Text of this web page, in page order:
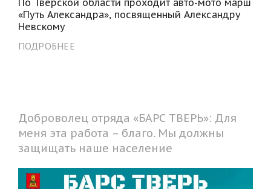
«Путь Александра», посвященный Александру
Невскому
ПОДРОБНЕЕ
Доброволец отряда «БАРС ТВЕРЬ»: Для
меня эта работа – благо. Мы должны
защищать наше население